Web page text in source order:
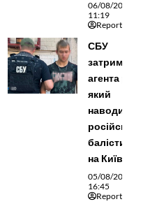
06/08/2026
11:19
Reporter
СБУ
затримала
агента рф,
який
наводив
російську
балістику
на Київ
05/08/2026
16:45
Reporter